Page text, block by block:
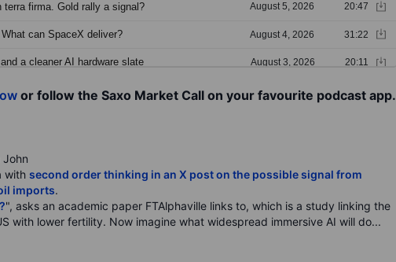
or follow the Saxo Market Call on your favourite podcast app.
John
with second order thinking in an X post on the possible signal from
imports.
", asks an academic paper FTAlphaville links to, which is a study linking the
with lower fertility. Now imagine what widespread immersive AI will do...